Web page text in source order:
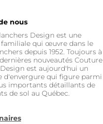
nous
Design est une
qui œuvre dans le
depuis 1952. Toujours à
nouveautés Couture
est aujourd'hui un
d'envergure qui figure parmi
importants détaillants de
de sol au Québec.